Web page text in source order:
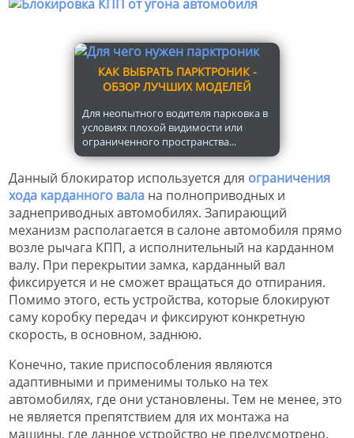
КАК ВЫБРАТЬ ПАРКТРОНИК -
ОБЗОР ЛУЧШИХ МОДЕЛЕЙ
Для неопытного водителя парковка в
условиях плохой видимости или
ограниченного пространства...
Данный блокиратор используется для ограничения
хода карданного вала на полноприводных и
заднеприводных автомобилях. Запирающий
механизм располагается в салоне автомобиля прямо
возле рычага КПП, а исполнительный на карданном
валу. При перекрытии замка, карданный вал
фиксируется и не сможет вращаться до отпирания.
Помимо этого, есть устройства, которые блокируют
саму коробку передач и фиксируют конкретную
скорость, в основном, заднюю.
Конечно, такие приспособления являются
адаптивными и применимы только на тех
автомобилях, где они установлены. Тем не менее, это
не является препятствием для их монтажа на
машины, где данное устройство не предусмотрено.